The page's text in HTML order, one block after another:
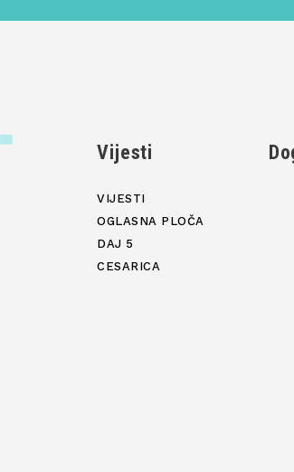
Vijesti
VIJESTI
OGLASNA PLOČA
DAJ 5
CESARICA